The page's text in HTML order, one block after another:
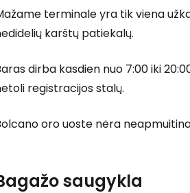
terminale yra tik viena
karštų patiekalų.
dirba kasdien nuo 7:00 iki
registracijos stalų.
oro uoste nėra
saugykla